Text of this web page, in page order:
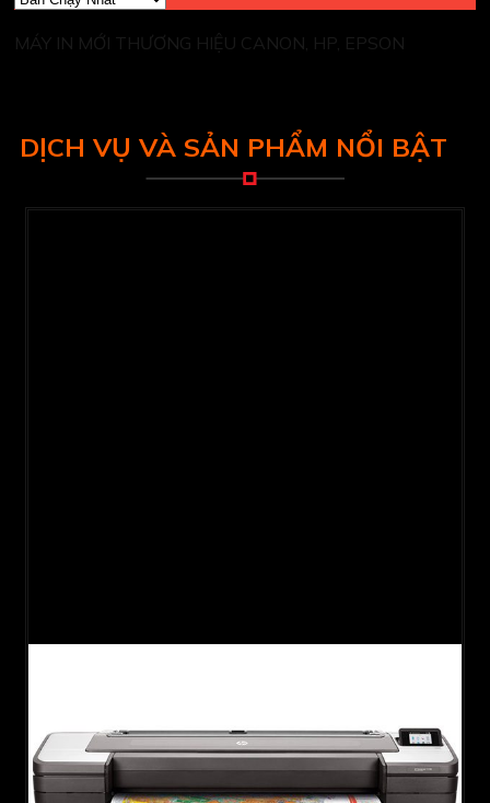
MÁY IN MỚI THƯƠNG HIỆU CANON, HP, EPSON
DỊCH VỤ VÀ SẢN PHẨM NỔI BẬT